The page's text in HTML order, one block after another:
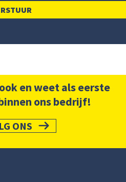
en weet als eerste
ons bedrijf!
ONS